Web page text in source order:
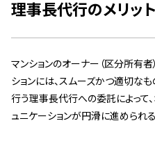
理事長代行のメリッ
マンションのオーナー（区分所有
ションには、スムーズかつ適切な
行う理事長代行への委託によって
ュニケーションが円滑に進められ